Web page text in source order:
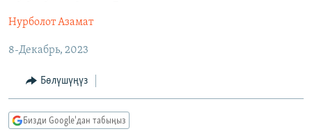
МАДАНИЯТ
ТВ ПРОГРАММАЛАР
БҮГҮН АЗАТТЫКТА
ЭКСПЕРТТЕР ТАЛДАЙТ
ДАНИСТЕ
ПОДКАСТ
ӨЗГӨЧӨ ПИКИР
Русский
Нурболот Азамат
8-Декабрь, 2023
Бөлүшүңүз
Бизди Google'дан табыңыз